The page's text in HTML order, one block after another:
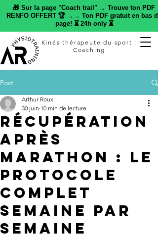
🎁 Sur la page "Coach trail" → Trouve ton PDF
RENFO OFFERT 🏆 →→ Ton PDF gratuit en bas de
page! ⏳ 24h only ⏳
Kinésithérapeute du sport |
Coaching
Post
Récupération
après
marathon : le
protocole
complet
semaine par
semaine
Arthur Roux
30 juin 10 min de lecture